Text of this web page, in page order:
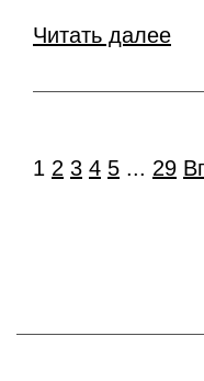
Читать далее
1 2 3 4 5 ... 29